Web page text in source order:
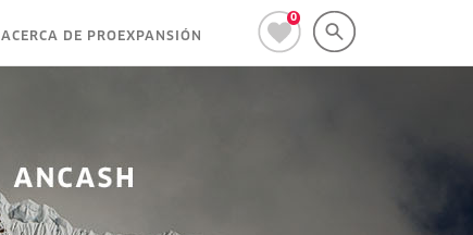
0
ACERCA DE PROEXPANSIÓN